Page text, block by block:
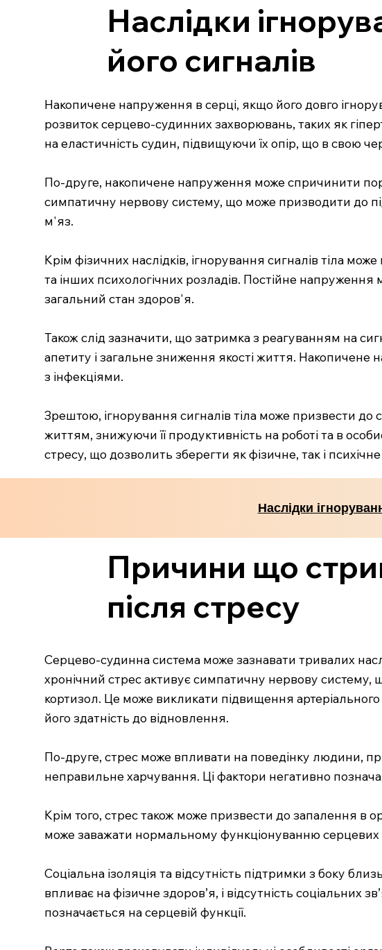
Наслідки
його сигналів
Накопичене напруження в серці, якщо його довго
розвиток серцево-судинних захворювань, таких як
на еластичність судин, підвищуючи їх опір, що в свою
По-друге, накопичене напруження може спричинити
симпатичну нервову систему, що може призводити до
м'яз.
Крім фізичних наслідків, ігнорування сигналів тіла
та інших психологічних розладів. Постійне
загальний стан здоров'я.
Також слід зазначити, що затримка з реагуванням на
апетиту і загальне зниження якості життя.
з інфекціями.
Зрештою, ігнорування сигналів тіла може призвести
життям, знижуючи її продуктивність на роботі та в
стресу, що дозволить зберегти як фізичне, так і
Наслідки
Причини що
після стресу
Серцево-судинна система може зазнавати тривалих
хронічний стрес активує симпатичну нервову систему,
кортизол. Це може викликати підвищення
його здатність до відновлення.
По-друге, стрес може впливати на поведінку людини,
неправильне харчування. Ці фактори негативно
Крім того, стрес також може призвести до запалення в
може заважати нормальному функціонуванню
Соціальна ізоляція та відсутність підтримки з боку
впливає на фізичне здоров’я, і відсутність соціальних
позначається на серцевій функції.